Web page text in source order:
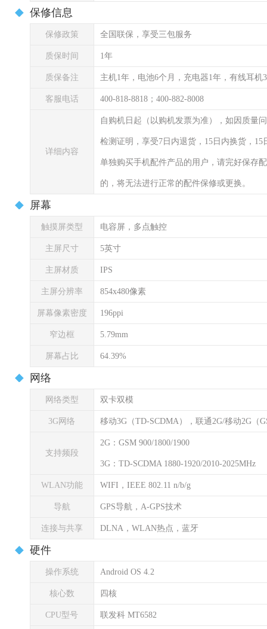
保修信息
保修政策 全国联保，享受三包服务
质保时间 1年
质保备注 主机1年，电池6个月，充电器1年，有线耳机
客服电话 400-818-8818；400-882-8008
详细内容
自购机日起（以购机发票为准），如因质量
检测证明，享受7日内退货，15日内换货，
单独购买手机配件产品的用户，请完好保存
的，将无法进行正常的配件保修或更换。
屏幕
触摸屏类型 电容屏，多点触控
主屏尺寸 5英寸
主屏材质 IPS
主屏分辨率 854x480像素
屏幕像素密度 196ppi
窄边框 5.79mm
屏幕占比 64.39%
网络
网络类型 双卡双模
3G网络 移动3G（TD-SCDMA），联通2G/移动2G（
支持频段
2G：GSM 900/1800/1900
3G：TD-SCDMA 1880-1920/2010-2025MHz
WLAN功能 WIFI，IEEE 802.11 n/b/g
导航 GPS导航，A-GPS技术
连接与共享 DLNA，WLAN热点，蓝牙
硬件
操作系统 Android OS 4.2
核心数 四核
CPU型号 联发科 MT6582